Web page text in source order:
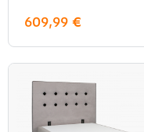
609,99 €